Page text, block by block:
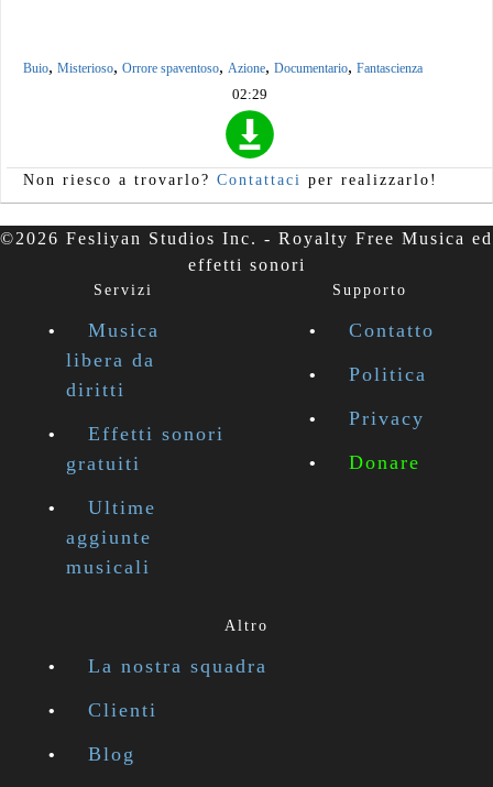
Buio, Misterioso, Orrore spaventoso, Azione, Documentario, Fantascienza
02:29
Non riesco a trovarlo? Contattaci per realizzarlo!
©2026 Fesliyan Studios Inc. - Royalty Free Musica ed
effetti sonori
Servizi
Musica
libera da
diritti
Effetti sonori
gratuiti
Ultime
aggiunte
musicali
Supporto
Contatto
Politica
Privacy
Donare
Altro
La nostra squadra
Clienti
Blog